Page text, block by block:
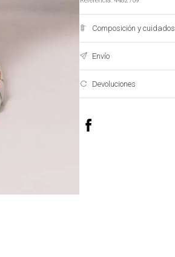
Composición y cuidados
Envío
Devoluciones